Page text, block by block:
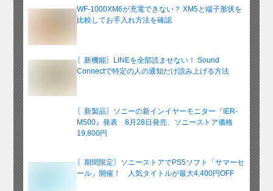
WF-1000XM6が充電できない？ XM5と端子形状を
比較してお手入れ方法を確認
〖新機能〗LINEを全部読ませない！ Sound
Connectで特定の人の通知だけ読み上げる方法
〖新製品〗ソニーの新インイヤーモニター『IER-
M500』発表 8月28日発売、ソニーストア価格
19,800円
〖期間限定〗ソニーストアでPS5ソフト「サマーセ
ール」開催！ 人気タイトルが最大4,400円OFF